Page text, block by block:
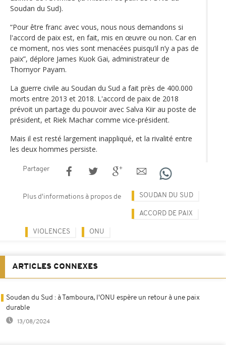
Soudan du Sud).
“Pour être franc avec vous, nous nous demandons si
l'accord de paix est, en fait, mis en œuvre ou non. Car en
ce moment, nos vies sont menacées puisqu’il n’y a pas de
paix”, déplore James Kuok Gai, administrateur de
Thornyor Payam.
La guerre civile au Soudan du Sud a fait près de 400.000
morts entre 2013 et 2018. L'accord de paix de 2018
prévoit un partage du pouvoir avec Salva Kiir au poste de
président, et Riek Machar comme vice-président.
Mais il est resté largement inappliqué, et la rivalité entre
les deux hommes persiste.
Partager
Plus d'informations à propos de SOUDAN DU SUD
ACCORD DE PAIX
VIOLENCES ONU
ARTICLES CONNEXES
Soudan du Sud : à Tamboura, l'ONU espère un retour à une paix
durable
13/08/2024